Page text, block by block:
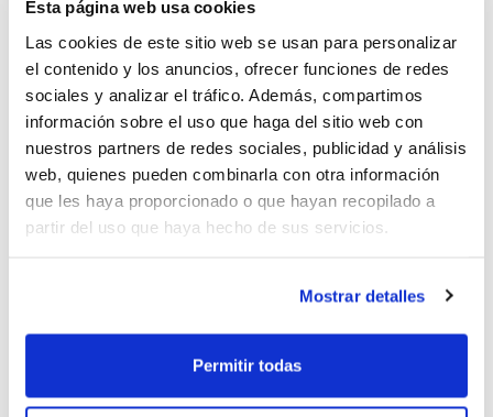
Esta página web usa cookies
Las cookies de este sitio web se usan para personalizar
el contenido y los anuncios, ofrecer funciones de redes
sociales y analizar el tráfico. Además, compartimos
información sobre el uso que haga del sitio web con
nuestros partners de redes sociales, publicidad y análisis
web, quienes pueden combinarla con otra información
que les haya proporcionado o que hayan recopilado a
partir del uso que haya hecho de sus servicios.
Mostrar detalles
Permitir todas
primer título oficial de la temporada se jugarán el 8-9
de octubre.
En laLliga Valenciana 1ª División Masculina , las
semifinales enfrentarán a Arroz Dacsa Almàssera
contra Bàsquet Sagunt-C.B. Morvedre y a C.B. Sueca
contra Servigroup Benidorm.
En la Lliga Valenciana Femenina, Melià Alicante-Akra
Final saldrá esta tarde cuando se conozca el resultado
del partido entre Quimialmel Castellón y Llansola y
Prades N.B.F. El choque comenzará a las 20´30 h.